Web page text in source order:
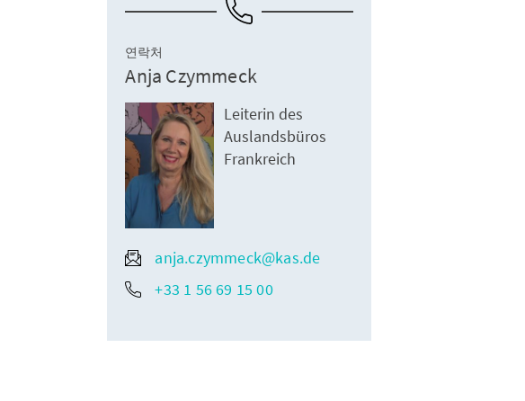
연락처
Anja Czymmeck
Leiterin des
Auslandsbüros
Frankreich
anja.czymmeck@kas.de
+33 1 56 69 15 00